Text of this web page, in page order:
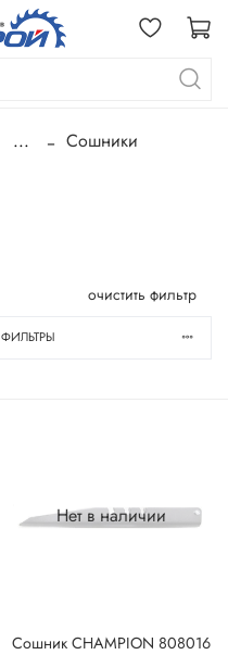
... Сошники
очистить фильтр
ФИЛЬТРЫ
Нет в наличии
Сошник CHAMPION 808016